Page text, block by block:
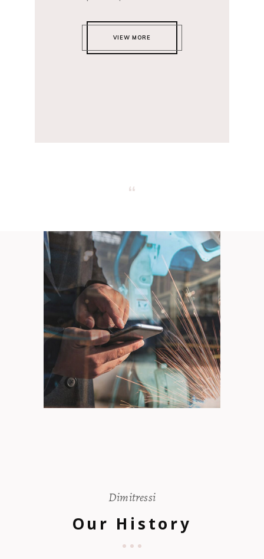
VIEW MORE
“
Dimitressi
Our History